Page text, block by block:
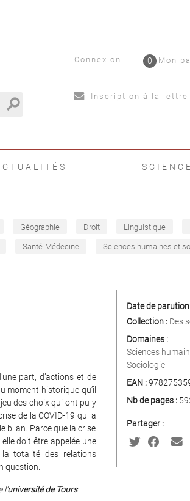
search
Connexion Mon
0
Inscription à la lettre
Géographie Droit Linguistique
Santé-Médecine Sciences humaines et
part, d’actions et de
moment historique qu’il
des choix qui ont pu y
de la COVID-19 qui a
bilan. Parce que la crise
doit être appelée une
la totalité des relations
question.
université de Tours
Date de parution
Collection : Des
Domaines :
Sciences
Sociologie
EAN :
Nb de pages :
Partager :